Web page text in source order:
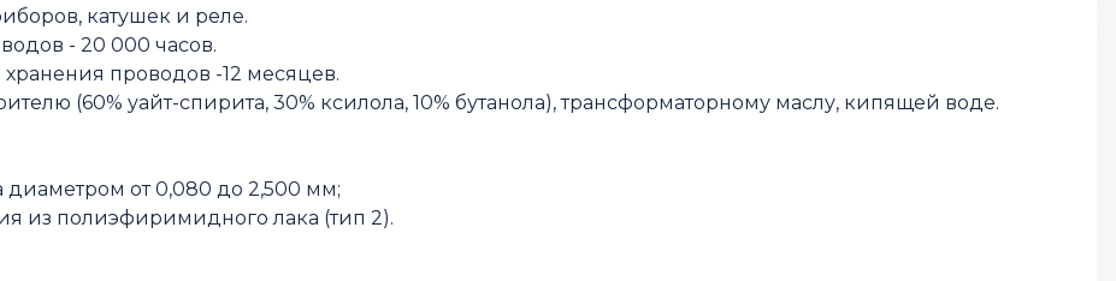
катушек и реле.
- 20 000 часов.
проводов -12 месяцев.
(60% уайт-спирита, 30% ксилола, 10% бутанола), трансформаторному маслу, кипящей воде.
от 0,080 до 2,500 мм;
из полиэфиримидного лака (тип 2).